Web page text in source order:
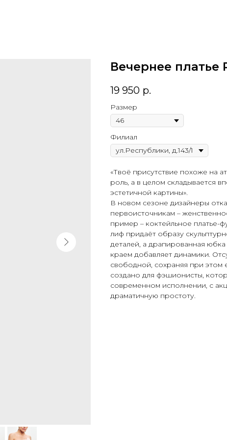
Вечернее
19 950 р.
Размер
Филиал
«Твоё присутствие похоже на
роль, а в целом складывается
эстетичной картины».
В новом сезоне дизайнеры
первоисточникам –
пример – коктейльное платье-
лиф придаёт образу
деталей, а драпированная
краем добавляет динамики.
свободной, сохраняя при этом
создано для фэшионисты,
современном исполнении, с
драматичную простоту.